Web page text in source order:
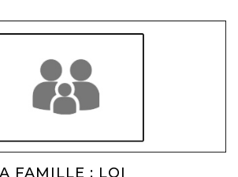
FAMILLE : LOI